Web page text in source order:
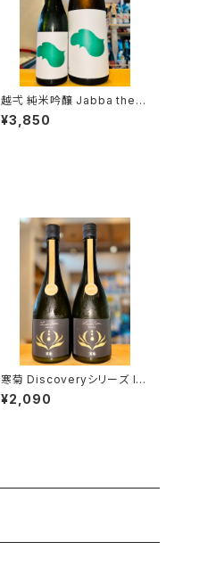
越弌 純米吟醸 Jabba the H
1800ml１本（株式会社越
後鶴亀・新潟県新潟市西蒲区
¥3,850
寒菊 Discoveryシリーズ Id
entity-総の舞50 うすにご
り-2026 720ml１本（寒菊銘
¥2,090